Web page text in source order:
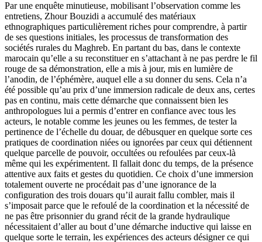
Par une enquête minutieuse, mobilisant l’observation comme les
entretiens, Zhour Bouzidi a accumulé des matériaux
ethnographiques particulièrement riches pour comprendre, à partir
de ses questions initiales, les processus de transformation des
sociétés rurales du Maghreb. En partant du bas, dans le contexte
marocain qu’elle a su reconstituer en s’attachant à ne pas perdre le fil
rouge de sa démonstration, elle a mis à jour, mis en lumière de
l’anodin, de l’éphémère, auquel elle a su donner du sens. Cela n’a
été possible qu’au prix d’une immersion radicale de deux ans, certes
pas en continu, mais cette démarche que connaissent bien les
anthropologues lui a permis d’entrer en confiance avec tous les
acteurs, le notable comme les jeunes ou les femmes, de tester la
pertinence de l’échelle du douar, de débusquer en quelque sorte ces
pratiques de coordination niées ou ignorées par ceux qui détiennent
quelque parcelle de pouvoir, occultées ou refoulées par ceux-là
même qui les expérimentent. Il fallait donc du temps, de la présence
attentive aux faits et gestes du quotidien. Ce choix d’une immersion
totalement ouverte ne procédait pas d’une ignorance de la
configuration des trois douars qu’il aurait fallu combler, mais il
s’imposait parce que le refoulé de la coordination et la nécessité de
ne pas être prisonnier du grand récit de la grande hydraulique
nécessitaient d’aller au bout d’une démarche inductive qui laisse en
quelque sorte le terrain, les expériences des acteurs désigner ce qui